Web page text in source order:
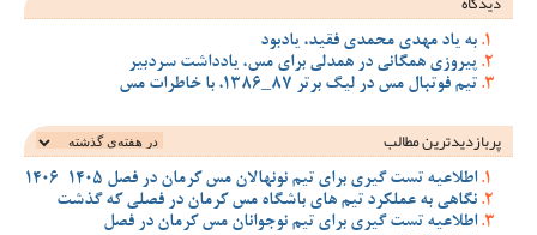
به یاد مهدی محمدی فقید، یادبود
پیروزی همگانی در همدلی برای مس، یادداشت سردبیر
تیم فوتبال مس در لیگ برتر 87_1386، با خاطرات مس
پربازدیدترین‌ مطالب
اطلاعیه تست گیری برای تیم نونهالان مس کرمان در فصل 1405-1406
نگاهی به عملکرد تیم های باشگاه مس کرمان در فصلی که گذشت
اطلاعیه تست گیری برای تیم نوجوانان مس کرمان در فصل